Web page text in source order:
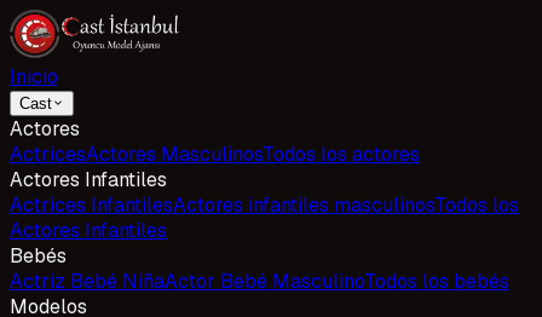
Inicio
Cast
Actores
ActricesActores MasculinosTodos los actores
Actores Infantiles
Actrices InfantilesActores infantiles masculinosTodos los
Actores Infantiles
Bebés
Actriz Bebé NiñaActor Bebé MasculinoTodos los bebés
Modelos